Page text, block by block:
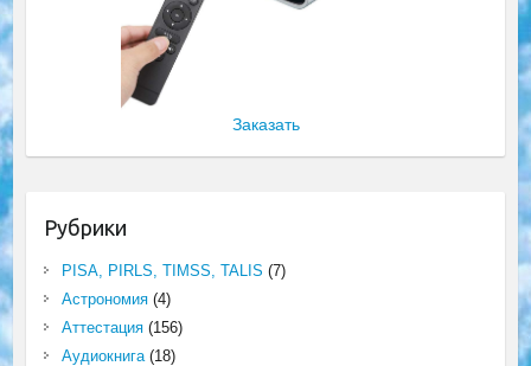
Заказать
Рубрики
PISA, PIRLS, TIMSS, TALIS (7)
Астрономия(4)
Аттестация(156)
Аудиокнига(18)